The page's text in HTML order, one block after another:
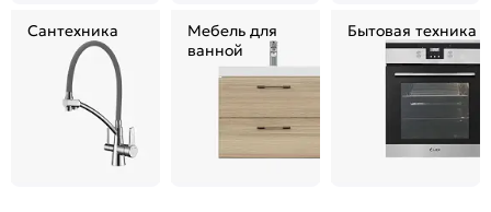
Сантехника
Мебель для
ванной
Бытовая техника